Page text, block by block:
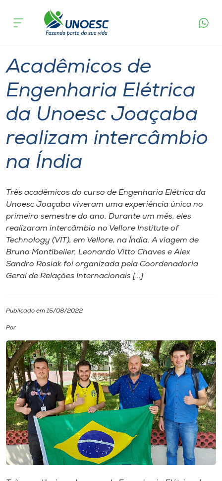
Cursos
Pesquisa
Atendimento ao Estudante
Portal de Ensino
Internacionalização
I.nova
Diplomados
Biblioteca
Editora
Rádio
Museu
acontece
Acadêmicos de
Engenharia Elétrica
da Unoesc Joaçaba
realizam intercâmbio
na Índia
Três acadêmicos do curso de Engenharia Elétrica da
Unoesc Joaçaba viveram uma experiência única no
primeiro semestre do ano. Durante um mês, eles
realizaram intercâmbio no Vellore Institute of
Technology (VIT), em Vellore, na Índia. A viagem de
Bruno Montibeller, Leonardo Vitto Chaves e Alex
Sandro Rosiak foi organizada pela Coordenadoria
Geral de Relações Internacionais […]
Publicado em 15/08/2022
Por